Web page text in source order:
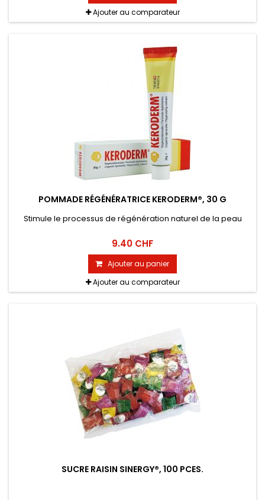
Ajouter au comparateur
POMMADE RÉGÉNÉRATRICE KERODERM®, 30 G
Stimule le processus de régénération naturel de la peau
9.40 CHF
Ajouter au panier
Ajouter au comparateur
SUCRE RAISIN SINERGY®, 100 PCES.